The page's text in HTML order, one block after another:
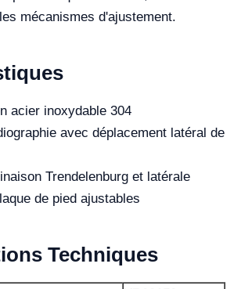
mécanismes d'ajustement.
acier inoxydable 304
avec déplacement latéral de
Trendelenburg et latérale
de pied ajustables
Techniques